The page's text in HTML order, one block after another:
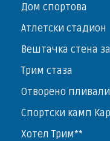
Дом спортова
Атлетски стадион
Вештачка стена
Трим стаза
Отворено
Спортски камп
Хотел Трим**